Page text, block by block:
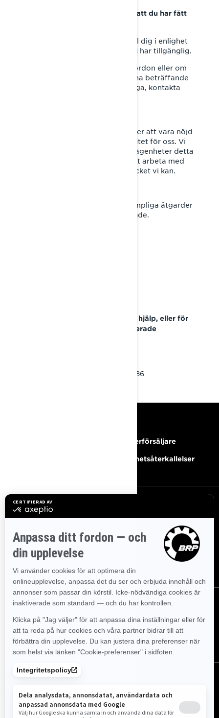
Vad ska du göra om du känner att du har fått
Detta meddelande skickades till dig i enlighet
med den senaste information vi har tillgänglig.
Om du inte längre äger detta fordon eller om
någon eller några av uppgifterna beträffande
ditt namn eller adress är felaktiga, kontakta
Din säkerhet och att du fortsätter att vara nöjd
med våra produkter är en prioritet för oss. Vi
ber om ursäkt för eventuella olägenheter detta
kan orsaka dig och fortsätter att arbeta med
att underlätta processen så mycket vi kan.
Tack för att du genast vidtar lämpliga åtgärder
med hänsyn till detta meddelande.
Om du har frågor eller behöver hjälp, eller för
att hitta den närmaste auktoriserade
Eller telefon: +46 8 50 51 59 86
Bli Återförsäljare
Säkerhetsåterkallelser
Var först med att få reda på de
senaste evenemangen, nyheterna och erbjudandena.
FÖLJ OSS